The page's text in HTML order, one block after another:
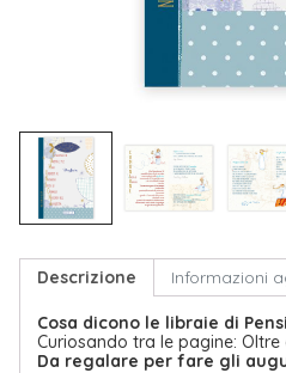
Descrizione Informazioni
Cosa dicono le libraie di
Curiosando tra le pagine:
Da regalare per fare gli